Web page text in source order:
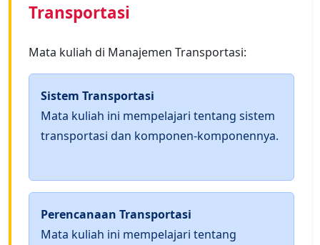
Transportasi
Mata kuliah di Manajemen Transportasi:
Sistem Transportasi
Mata kuliah ini mempelajari tentang sistem
transportasi dan komponen-komponennya.
Perencanaan Transportasi
Mata kuliah ini mempelajari tentang